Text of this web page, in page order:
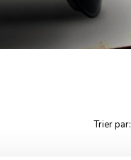
Trier par: